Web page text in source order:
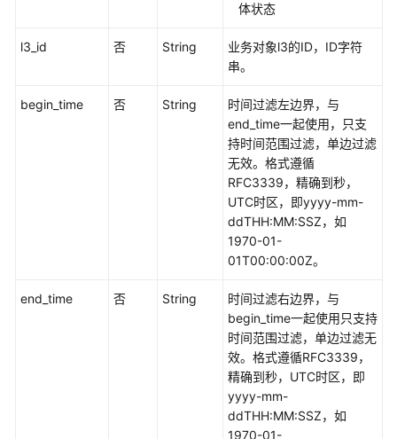
接
表
体状态
l3_id 否 String
业务对象l3的ID，ID字符
串。
begin_time 否 String
时间过滤左边界，与
end_time一起使用，只支
持时间范围过滤，单边过滤
无效。格式遵循
RFC3339，精确到秒，
UTC时区，即yyyy-mm-
ddTHH:MM:SSZ，如
1970-01-
01T00:00:00Z。
end_time 否 String
时间过滤右边界，与
begin_time一起使用只支持
时间范围过滤，单边过滤无
效。格式遵循RFC3339，
精确到秒，UTC时区，即
yyyy-mm-
ddTHH:MM:SSZ，如
1970-01-